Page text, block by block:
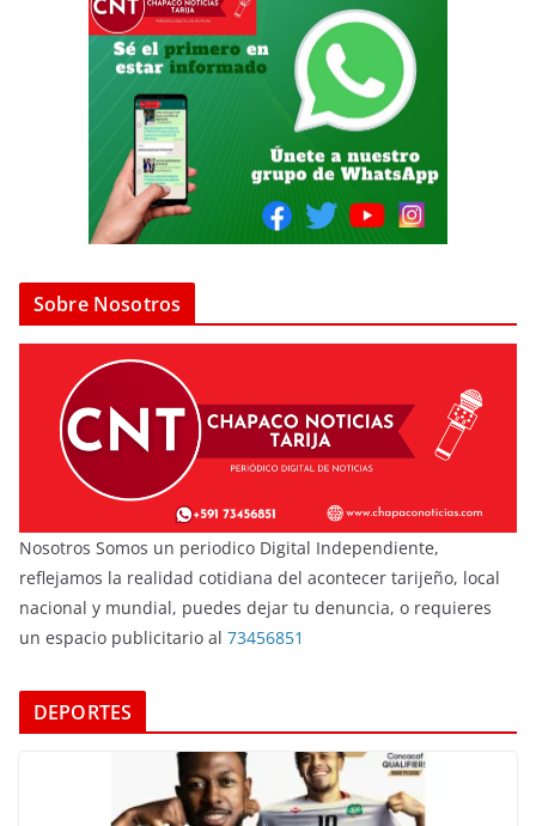
Sobre Nosotros
Nosotros Somos un periodico Digital Independiente,
reflejamos la realidad cotidiana del acontecer tarijeño, local
nacional y mundial, puedes dejar tu denuncia, o requieres
un espacio publicitario al 73456851
DEPORTES